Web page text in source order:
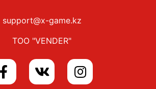
support@x-game.kz
ТОО "VENDER"